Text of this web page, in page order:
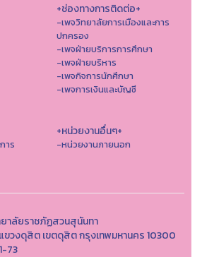
+ช่องทางการติดต่อ+
-เพจวิทยาลัยการเมืองและการ
ปกครอง
-เพจฝ่ายบริการการศึกษา
-เพจฝ่ายบริหาร
-เพจกิจการนักศึกษา
-เพจการเงินและบัญชี
าร
+หน่วยงานอื่นๆ+
-หน่วยงานภายนอก
าลัยราชภัฏสวนสุนันทา
ขวงดุสิต เขตดุสิต กรุงเทพมหานคร 10300
73